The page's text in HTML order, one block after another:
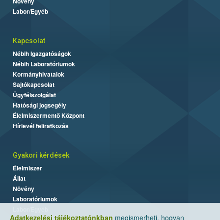
Adatkezelési tájékoztatónkban megismerheti, hogyan
Labor/Egyéb
Kapcsolat
Nébih Igazgatóságok
Nébih Laboratóriumok
Kormányhivatalok
Sajtókapcsolat
Ügyfélszolgálat
Hatósági jogsegély
Élelmiszermentő Központ
Hírlevél feliratkozás
Gyakori kérdések
Élelmiszer
Állat
Növény
Laboratóriumok